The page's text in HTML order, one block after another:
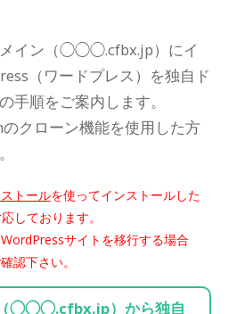
イン（◯◯◯.cfbx.jp）にイ
（ワードプレス）を独自ド
手順をご案内します。
クローン機能を使用した方
トールを使ってインストールした
しております。
サイトを移行する場合
認下さい。
◯◯◯.cfbx.jp）から独自